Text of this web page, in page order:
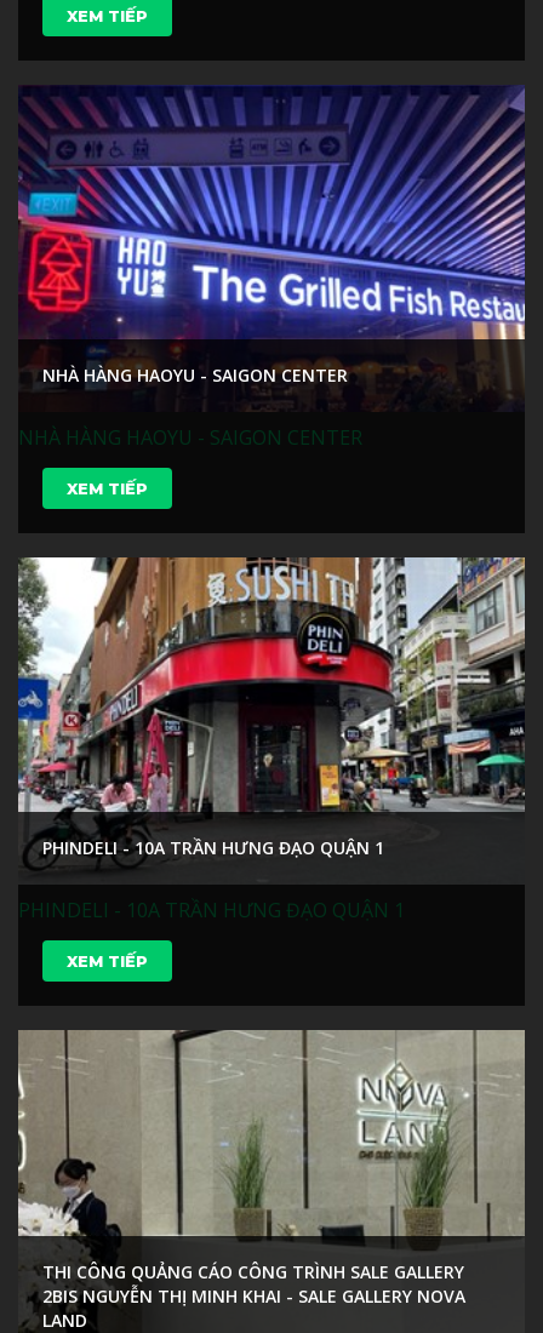
XEM TIẾP
NHÀ HÀNG HAOYU - SAIGON CENTER
XEM TIẾP
NHÀ HÀNG HAOYU - SAIGON CENTER
PHINDELI - 10A TRẦN HƯNG ĐẠO QUẬN 1
XEM TIẾP
PHINDELI - 10A TRẦN HƯNG ĐẠO QUẬN 1
THI CÔNG QUẢNG CÁO CÔNG TRÌNH SALE GALLERY
2BIS NGUYỄN THỊ MINH KHAI - SALE GALLERY NOVA
LAND